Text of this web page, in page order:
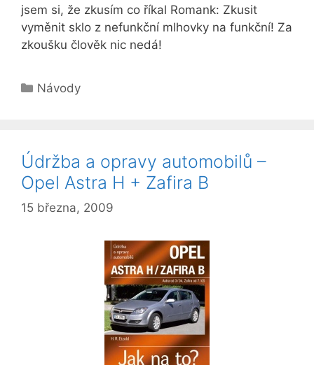
jsem si, že zkusím co říkal Romank: Zkusit
vyměnit sklo z nefunkční mlhovky na funkční! Za
zkoušku člověk nic nedá!
Rubriky
Návody
Údržba a opravy automobilů –
Opel Astra H + Zafira B
15 března, 2009